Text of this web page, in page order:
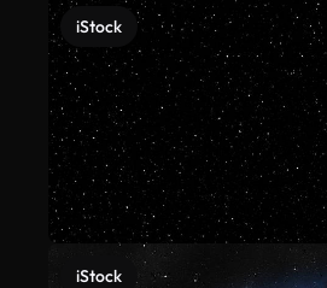
iStock
iStock